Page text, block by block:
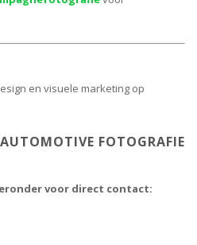
en visuele marketing op
FOTOGRAFIE
voor direct contact: